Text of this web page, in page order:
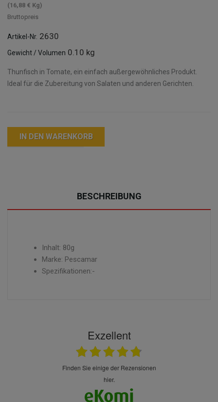
(16,88 € Kg)
Bruttopreis
Artikel-Nr. 2630
Gewicht / Volumen 0.10 kg
Thunfisch in Tomate, ein einfach außergewöhnliches Produkt.
Ideal für die Zubereitung von Salaten und anderen Gerichten.
IN DEN WARENKORB
BESCHREIBUNG
Inhalt: 80g
Marke: Pescamar
Spezifikationen:-
Exzellent
finden Sie einige der Rezensionen
hier.